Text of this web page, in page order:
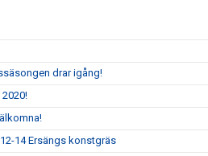
drar igång!
14 Ersängs konstgräs